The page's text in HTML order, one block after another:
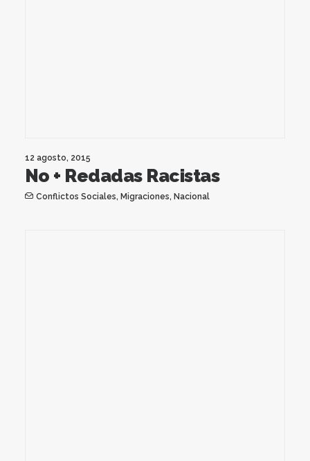
12 agosto, 2015
No + Redadas Racistas
Conflictos Sociales, Migraciones, Nacional